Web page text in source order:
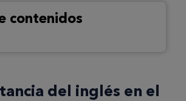
contenidos
del inglés en el